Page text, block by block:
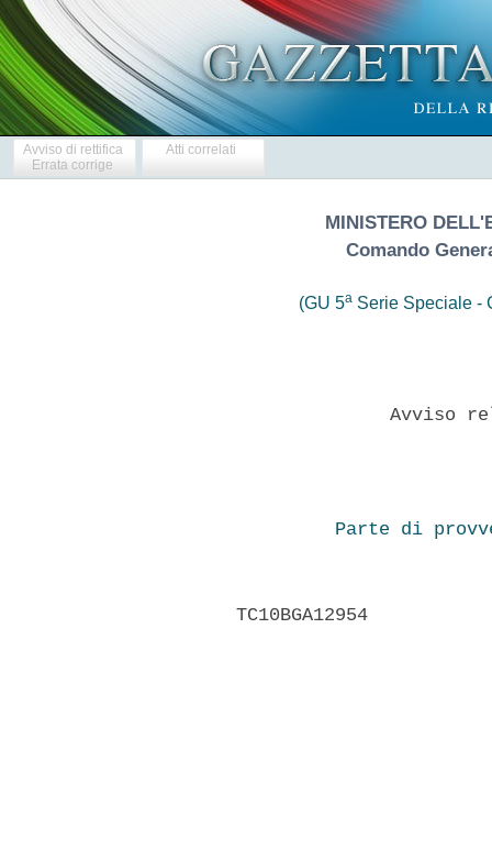
Avviso di rettifica
Errata corrige
Atti correlati
MINISTERO
Comando
(GU 5a Serie Speciale -
Avviso
Parte di